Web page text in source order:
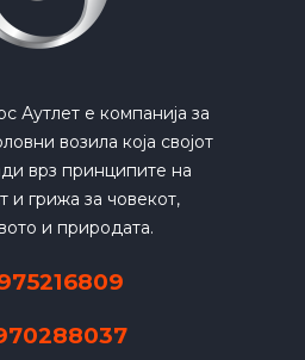
Аутлет е компанија за
возила која својот
врз принципите на
и грижа за човекот,
и природата.